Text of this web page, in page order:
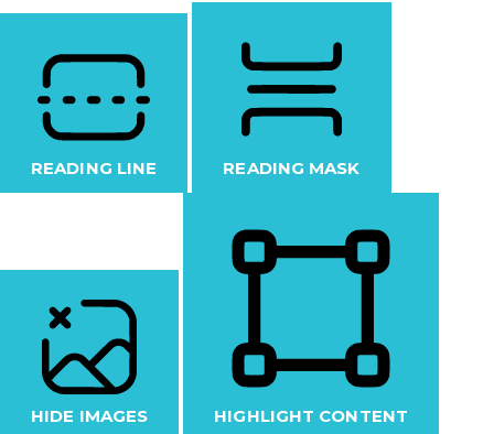
READING LINE READING MASK
HIDE IMAGES HIGHLIGHT CONTENT